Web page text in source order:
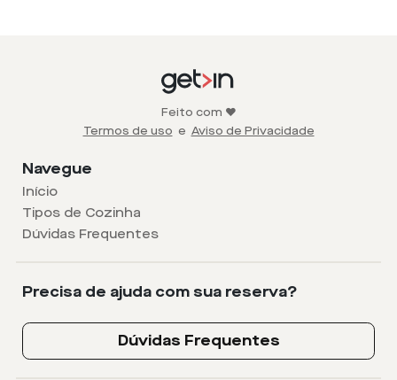
Feito com ❤️
Termos de uso e Aviso de Privacidade
Navegue
Início
Tipos de Cozinha
Dúvidas Frequentes
Precisa de ajuda com sua reserva?
Dúvidas Frequentes